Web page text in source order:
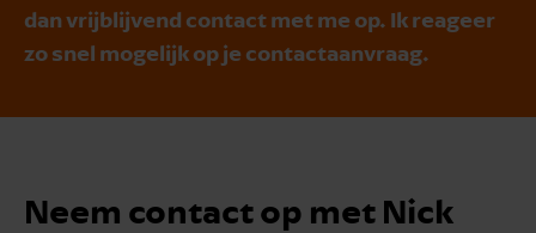
dan vrijblijvend contact met me op. Ik reageer
zo snel mogelijk op je contactaanvraag.
Neem contact op met Nick